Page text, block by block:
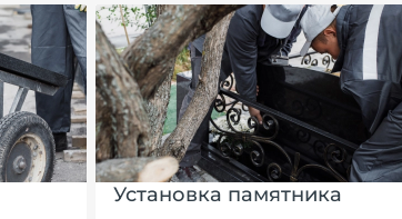
Установка памятника